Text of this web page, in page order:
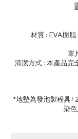
材質 : EVA樹
單
清潔方式 : 本產品完
*地墊為發泡製程具
染